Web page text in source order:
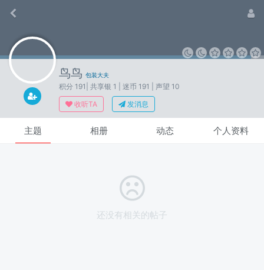
鸟鸟 包装大夫
积分 191 | 共享银 1 | 迷币 191
| 声望 10
收听TA
发消息
主题 相册 动态 个人资料
还没有相关的帖子